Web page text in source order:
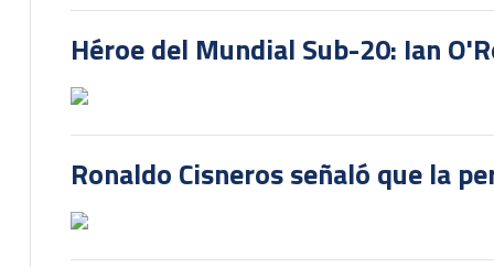
Héroe del Mundial Sub-20: Ian
Ronaldo Cisneros señaló que la